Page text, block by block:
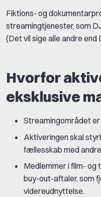
Fiktions- og
streamingtjenester, som
(Det vil sige alle andre end
Hvorfor
eksklusive
Streamingområdet er
Aktiveringen skal
fællesskab med
Medlemmer i film-
buy-out-aftaler, som
videreudnyttelse.